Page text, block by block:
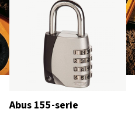
Abus 155-serie